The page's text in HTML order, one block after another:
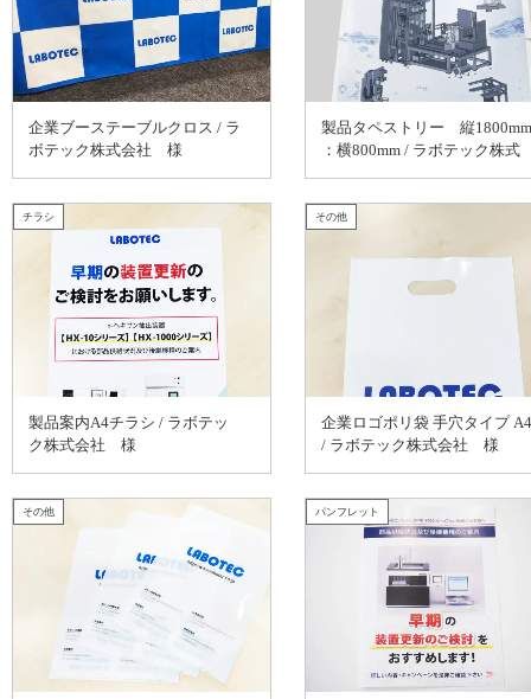
企業ブーステーブルクロス / ラ
ボテック株式会社 様
製品タペストリー 縦1800mm
：横800mm / ラボテック株式
チラシ
製品案内A4チラシ / ラボテッ
ク株式会社 様
その他
企業ロゴポリ袋 手穴タイプ A4
/ ラボテック株式会社 様
その他 パンフレット